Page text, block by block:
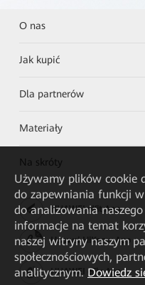
O nas
Jak kupić
Dla partnerów
Materiały
Na skróty
HUAWEI eKit App
Huawei HiKnow App
HUAWEI eFly App
Używamy plików cookie
do zapewniania funkcji w
do analizowania
informacje na temat
naszej witryny naszym
społecznościowych,
analitycznym. Dowiedz